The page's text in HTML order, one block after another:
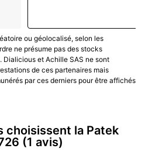
5726 incarne l'alliance
et complications
Son esthétique distinctive,
pratiques telles que le
des phases de lune
le temps avec élégance et
prestigieux de Patek
ou géolocalisé, selon les
ne présume pas des stocks
Dialicious et Achille SAS ne sont
de ces partenaires mais
par ces derniers pour être affichés
choisissent la Patek
(1 avis)